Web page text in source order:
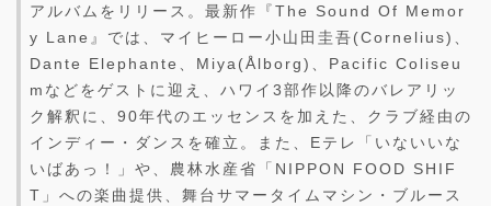
アルバムをリリース。最新作『The Sound Of Memor
y Lane』では、マイヒーロー小山田圭吾(Cornelius)、
Dante Elephante、Miya(Ålborg)、Pacific Coliseu
mなどをゲストに迎え、ハワイ3部作以降のバレアリッ
ク解釈に、90年代のエッセンスを加えた、クラブ経由の
インディー・ダンスを確立。また、Eテレ「いないいな
いばあっ！」や、農林水産省「NIPPON FOOD SHIF
T」への楽曲提供、舞台サマータイムマシン・ブルース